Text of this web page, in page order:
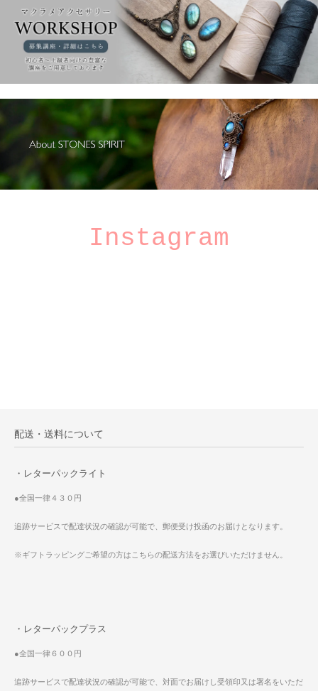
Instagram
配送・送料について
・レターパックライト
●全国一律４３０円
追跡サービスで配達状況の確認が可能で、郵便受け投函のお届けとなります。
※ギフトラッピングご希望の方はこちらの配送方法をお選びいただけません。
・レターパックプラス
●全国一律６００円
追跡サービスで配達状況の確認が可能で、対面でお届けし受領印又は署名をいただ